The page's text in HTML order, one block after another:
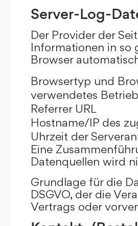
Server-Log-
Der Provider der
Informationen in so
Browser
Browsertyp und
verwendetes
Referrer URL
Hostname/IP des
Uhrzeit der
Eine
Datenquellen wird
Grundlage für die
DSGVO, der die
Vertrags oder